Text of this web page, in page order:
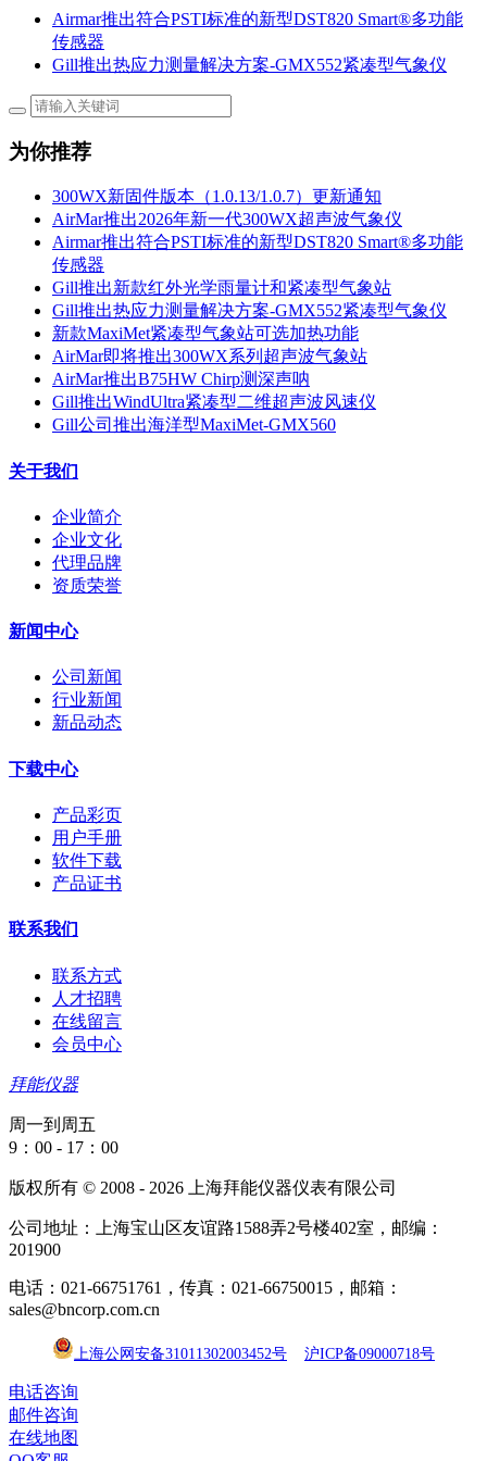
Airmar推出符合PSTI标准的新型DST820 Smart®多功能
传感器
Gill推出热应力测量解决方案-GMX552紧凑型气象仪
为你推荐
300WX新固件版本（1.0.13/1.0.7）更新通知
AirMar推出2026年新一代300WX超声波气象仪
Airmar推出符合PSTI标准的新型DST820 Smart®多功能
传感器
Gill推出新款红外光学雨量计和紧凑型气象站
Gill推出热应力测量解决方案-GMX552紧凑型气象仪
新款MaxiMet紧凑型气象站可选加热功能
AirMar即将推出300WX系列超声波气象站
AirMar推出B75HW Chirp测深声呐
Gill推出WindUltra紧凑型二维超声波风速仪
Gill公司推出海洋型MaxiMet-GMX560
关于我们
企业简介
企业文化
代理品牌
资质荣誉
新闻中心
公司新闻
行业新闻
新品动态
下载中心
产品彩页
用户手册
软件下载
产品证书
联系我们
联系方式
人才招聘
在线留言
会员中心
拜能仪器
周一到周五
9：00 - 17：00
版权所有 © 2008 - 2026 上海拜能仪器仪表有限公司
公司地址：上海宝山区友谊路1588弄2号楼402室，邮编：
201900
电话：021-66751761，传真：021-66750015，邮箱：
sales@bncorp.com.cn
上海公网安备31011302003452号 沪ICP备09000718号
电话咨询
邮件咨询
在线地图